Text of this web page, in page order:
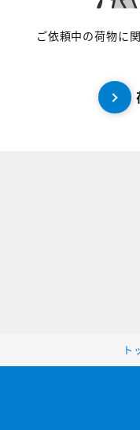
ご依頼中の荷物に
ト